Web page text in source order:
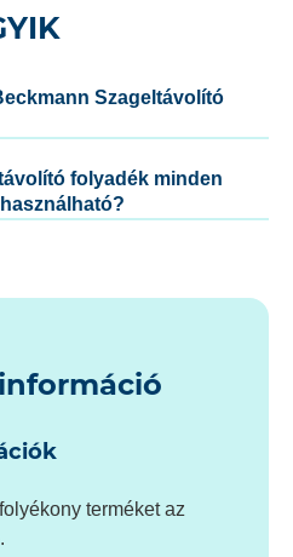
Szageltávolító
folyadék minden
terméket az